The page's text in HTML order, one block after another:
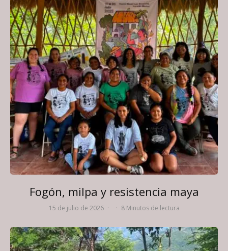
Fogón, milpa y resistencia maya
15 de julio de 2026 · · 8 Minutos de lectura